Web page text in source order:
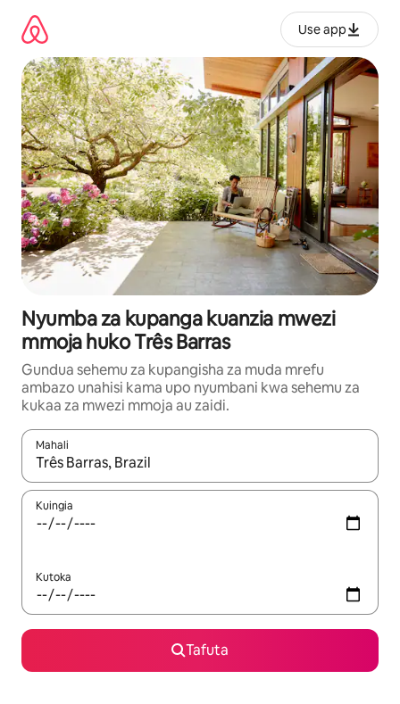
kwenda
kwenye
maudhui
Use app
Nyumba za kupanga kuanzia mwezi
mmoja huko Três Barras
Gundua sehemu za kupangisha za muda mrefu
ambazo unahisi kama upo nyumbani kwa sehemu za
kukaa za mwezi mmoja au zaidi.
Mahali
Wakati matokeo yanapatikana, vinjari kwa kutumia vitufe vya
Kuingia
Kutoka
Tafuta